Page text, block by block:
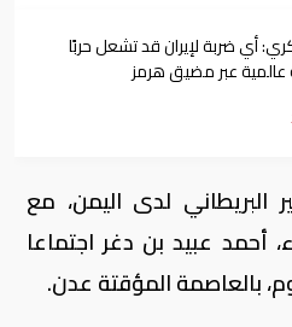
أي ضربة لإيران قد تشعل حربًا
عالمية عبر مضيق هرمز
البريطاني لدى اليمن، مع
أحمد عبيد بن دغر اجتماعا
بالعاصمة المؤقتة عدن.